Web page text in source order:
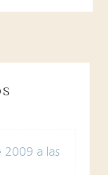
2009 a las